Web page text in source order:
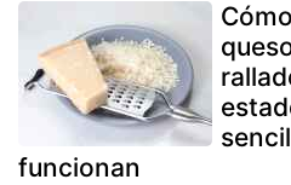
funcionan